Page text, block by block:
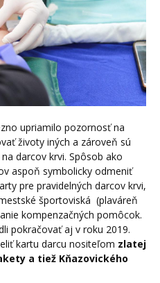
upriamilo pozornosť na
životy iných a zároveň sú
darcov krvi. Spôsob ako
aspoň symbolicky odmeniť
pre pravidelných darcov krvi,
športoviská (plaváreň
kompenzačných pomôcok.
pokračovať aj v roku 2019.
kartu darcu nositeľom zlatej
a tiež Kňazovického